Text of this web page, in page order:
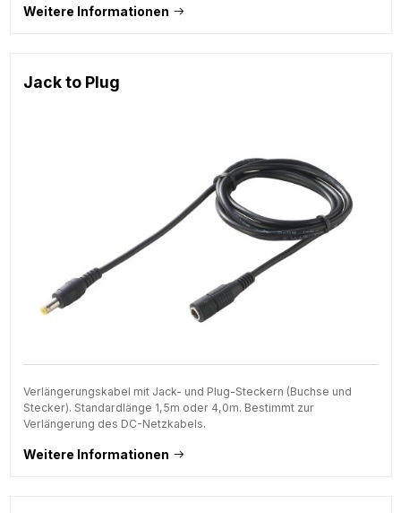
Weitere Informationen
Jack to Plug
Verlängerungskabel mit Jack- und Plug-Steckern (Buchse und
Stecker). Standardlänge 1,5m oder 4,0m. Bestimmt zur
Verlängerung des DC-Netzkabels.
Weitere Informationen